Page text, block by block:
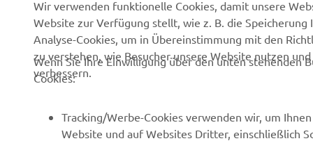
News
Veranstaltungen
Presse
Kataloge
Händler werden
Behörden
Golfplätze
Rettungsdienste
Partnerschaften
Wir verwenden funktionelle Cookies, damit unsere
Website zur Verfügung stellt, wie z. B. die
Analyse-Cookies, um in Übereinstimmung mit den
zu verstehen, wie Besucher unsere Website nutzen
verbessern.
Wenn Sie Ihre Einwilligung über den unten stehenden
Cookies:
Tracking/Werbe-Cookies verwenden wir, um
Website und auf Websites Dritter, einschließlich